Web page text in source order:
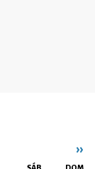
››
SÁB DOM